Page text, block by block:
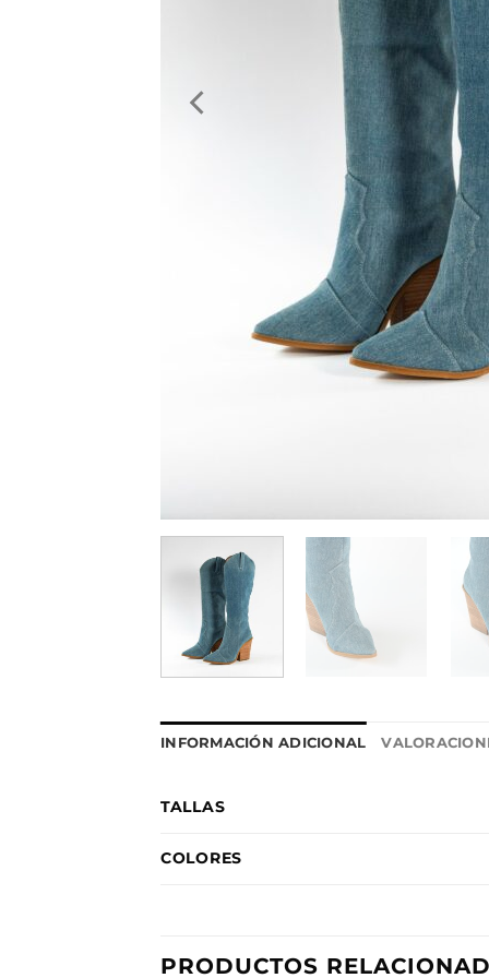
INFORMACIÓN ADICIONAL
TALLAS
COLORES
PRODUCTOS